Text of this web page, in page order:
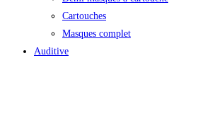
Cartouches
Masques complet
Auditive